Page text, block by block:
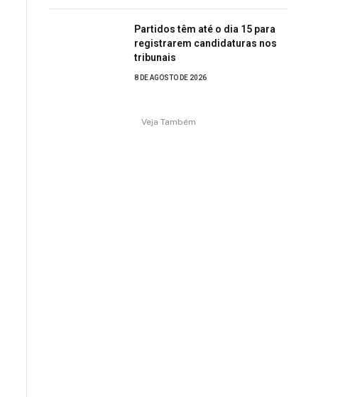
Partidos têm até o dia 15 para
registrarem candidaturas nos
tribunais
8 DE AGOSTO DE 2026
Veja Também